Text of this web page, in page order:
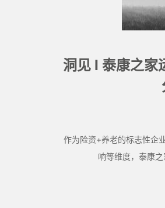
洞见 I 泰康之家
作为险资+养老的标志性企
响等维度，泰康